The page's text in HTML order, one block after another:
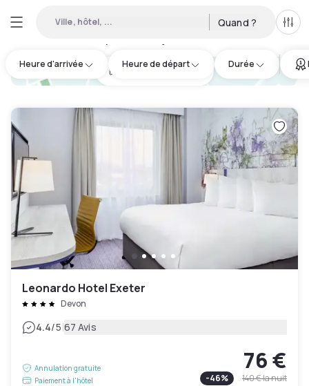
Ville, hôtel, ... Quand ?
Heure d'arrivée Heure de départ Durée
hotel.cta.view_map
Leonardo Hotel Exeter
Devon
4.4/5|67 Avis
Annulation gratuite
Paiement à l'hôtel
76 €
-46% 140 €la nuit